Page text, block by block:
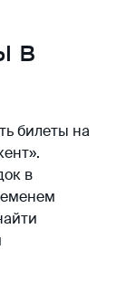
в
билеты на
в